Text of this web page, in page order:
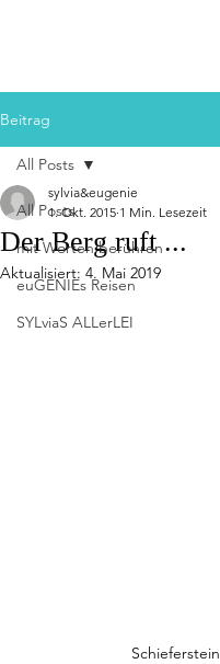
Beitrag
All Posts
mit Worten berühren
euGENIEs Reisen
SYLviaS ALLerLEI
All Posts
Der Berg ruft ...
sylvia&eugenie
1. Okt. 2015 1 Min. Lesezeit
Aktualisiert: 4. Mai 2019
Schieferstein